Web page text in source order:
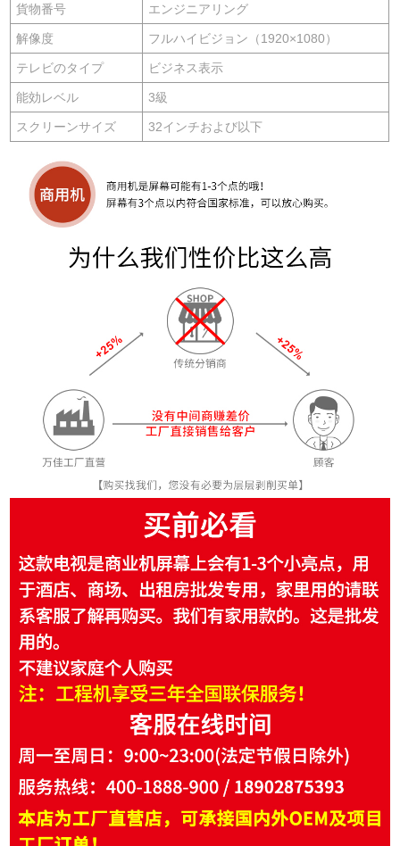
貨物番号 エンジニアリング
解像度 フルハイビジョン（1920×1080）
テレビのタイプ ビジネス表示
能効レベル 3級
スクリーンサイズ 32インチおよび以下